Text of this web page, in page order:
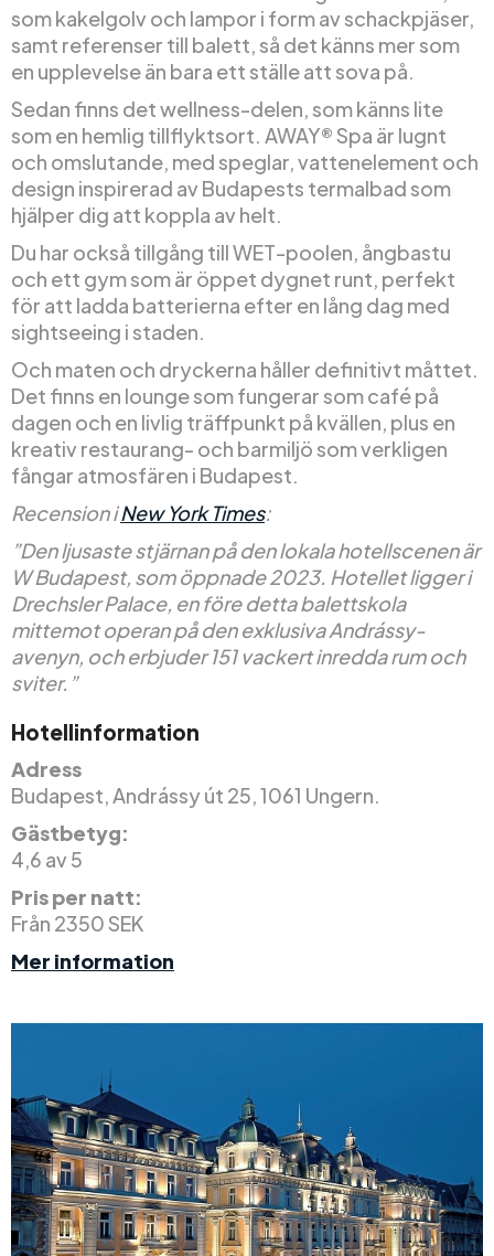
som kakelgolv och lampor i form av schackpjäser,
samt referenser till balett, så det känns mer som
en upplevelse än bara ett ställe att sova på.
Sedan finns det wellness-delen, som känns lite
som en hemlig tillflyktsort. AWAY® Spa är lugnt
och omslutande, med speglar, vattenelement och
design inspirerad av Budapests termalbad som
hjälper dig att koppla av helt.
Du har också tillgång till WET-poolen, ångbastu
och ett gym som är öppet dygnet runt, perfekt
för att ladda batterierna efter en lång dag med
sightseeing i staden.
Och maten och dryckerna håller definitivt måttet.
Det finns en lounge som fungerar som café på
dagen och en livlig träffpunkt på kvällen, plus en
kreativ restaurang- och barmiljö som verkligen
fångar atmosfären i Budapest.
Recension iNew York Times:
”Den ljusaste stjärnan på den lokala hotellscenen är
W Budapest, som öppnade 2023. Hotellet ligger i
Drechsler Palace, en före detta balettskola
mittemot operan på den exklusiva Andrássy-
avenyn, och erbjuder 151 vackert inredda rum och
sviter.”
Hotellinformation
Adress
Budapest, Andrássy út 25, 1061 Ungern.
Gästbetyg:
4,6 av 5
Pris per natt:
Från 2350 SEK
Mer information